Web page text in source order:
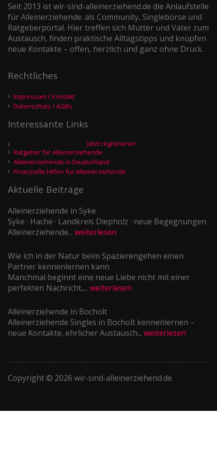
Seit 2013 ist wir-sind-alleinerziehend.de die Anlaufstelle
für Alleinerziehende: als Community, Singlebörse und
Ratgeberportal. Hier treffen sich Mütter und Väter zum
Austausch, finden praktische Alltagstipps und knüpfen
neue Kontakte – offen, herzlich und ganz ohne Druck.
Rechtliches
Impressum / Kontakt
Datenschutz / AGBs
Interessante Links
Jetzt registrieren
Ratgeber für Alleinerziehende
Alleinerziehende in Deutschland
Finanzielle Hilfen für Alleinerziehende
Aktuelle Beiträge
Alleinerziehende in Syke
Syke · Hache · Landkreis Diepholz · neue Begegnungen
Alleinerziehende... weiterlesen
Wie ich in der Natur beim Spazierengehen einen
Partner kennenlernen kann
Manchmal beginnt eine neue Liebe nicht mit einer
perfekten Nachricht,... weiterlesen
Alleinerziehende in Bocholt
Alleinerziehende Singles in Bocholt kennenlernen –
neue Kontakte, ehrlicher Austausch... weiterlesen
Copyright © 2026 wir-sind-alleinerziehend.de.